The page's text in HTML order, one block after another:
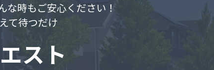
な時もご安心ください！
て待つだけ
スト